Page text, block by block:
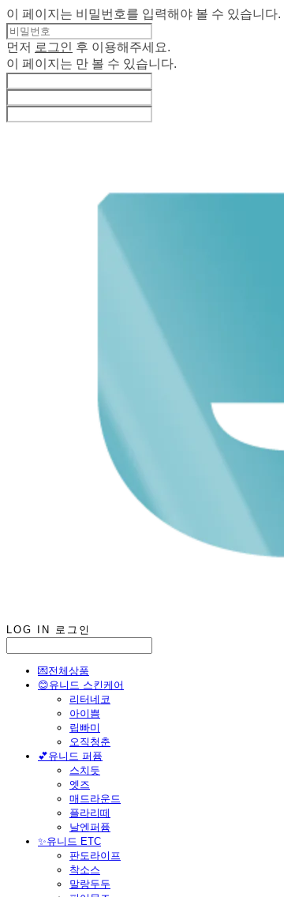
이 페이지는 비밀번호를 입력해야 볼 수 있습니다.
먼저 로그인
후 이용해주세요.
이 페이지는 만 볼 수 있습니다.
LOG IN 로그인
💌전체상품
😊유니드 스킨케어
리터네코
아이쁨
립빠미
오직청춘
💕유니드 퍼퓸
스치듯
엣즈
매드라운드
플라리떼
날엔퍼퓸
​✨유니드 ETC
판도라이프
착소스
말랑두두